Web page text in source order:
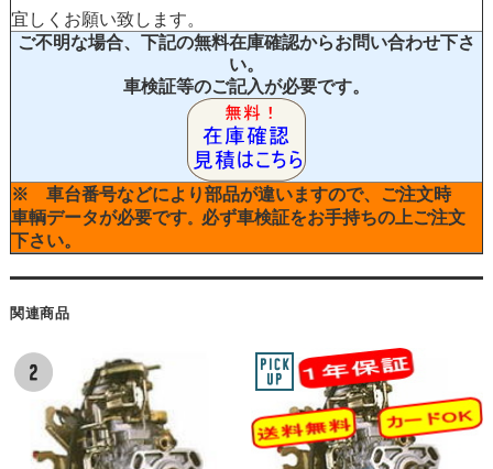
宜しくお願い致します。
ご不明な場合、下記の無料在庫確認からお問い合わせ下さ
い。
車検証等のご記入が必要です。
※ 車台番号などにより部品が違いますので、ご注文時
車輌データが必要です。 必ず車検証をお手持ちの上ご注文
下さい。
関連商品